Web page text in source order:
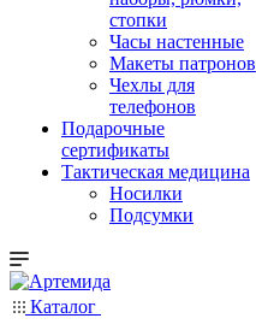
стопки
Часы настенные
Макеты патронов
Чехлы для
телефонов
Подарочные
сертификаты
Тактическая медицина
Носилки
Подсумки
Каталог